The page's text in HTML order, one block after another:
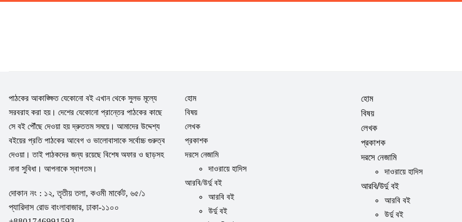
পাঠকের আকাঙ্ক্ষিত যেকোনো বই এখান থেকে সুলভ মূল্যে
সরবরাহ করা হয়। দেশের যেকোনো প্রান্তের পাঠকের কাছে
সে বই পৌঁছে দেওয়া হয় দ্রুততম সময়ে। আমাদের উদ্দেশ্য
বইয়ের প্রতি পাঠকের আবেগ ও ভালোবাসাকে সর্বোচ্চ গুরুত্ব
দেওয়া। তাই পাঠকদের জন্য রয়েছে বিশেষ অফার ও ছাড়সহ
নানা সুবিধা। আপনাকে স্বাগতম।
দোকান নং : ১২, তৃতীয় তলা, কওমী মার্কেট, ৬৫/১
প্যারিদাস রোড বাংলাবাজার, ঢাকা-১১০০
হোম
বিষয়
লেখক
প্রকাশক
দরসে নেজামি
দাওরায়ে হাদিস
আরবি/উর্দু বই
আরবি বই
উর্দু বই
হোম
বিষয়
লেখক
প্রকাশক
দরসে নেজামি
দাওরায়ে হাদিস
আরবি/উর্দু বই
আরবি বই
উর্দু বই